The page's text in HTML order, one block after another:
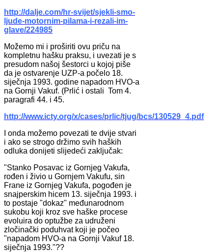
http://dalje.com/hr-svijet/sjekli-smo-
ljude-motornim-pilama-i-rezali-im-
glave/224985
Možemo mi i proširiti ovu priču na
kompletnu hašku praksu, i uvezati je s
presudom našoj šestorci u kojoj piše
da je ostvarenje UZP-a počelo 18.
siječnja 1993. godine napadom HVO-a
na Gornji Vakuf. (Prlić i ostali Tom 4.
paragrafi 44. i 45.
http://www.icty.org/x/cases/prlic/tjug/bcs/130529_4.pdf
I onda možemo povezati te dvije stvari
i ako se strogo držimo svih haških
odluka donijeti slijedeći zaključak:
"Stanko Posavac iz Gornjeg Vakufa,
rođen i živio u Gornjem Vakufu, sin
Frane iz Gornjeg Vakufa, pogođen je
snajperskim hicem 13. siječnja 1993. i
to postaje "dokaz" međunarodnom
sukobu koji kroz sve haške procese
evoluira do optužbe za udruženi
zločinački poduhvat koji je počeo
"napadom HVO-a na Gornji Vakuf 18.
siječnja 1993."??